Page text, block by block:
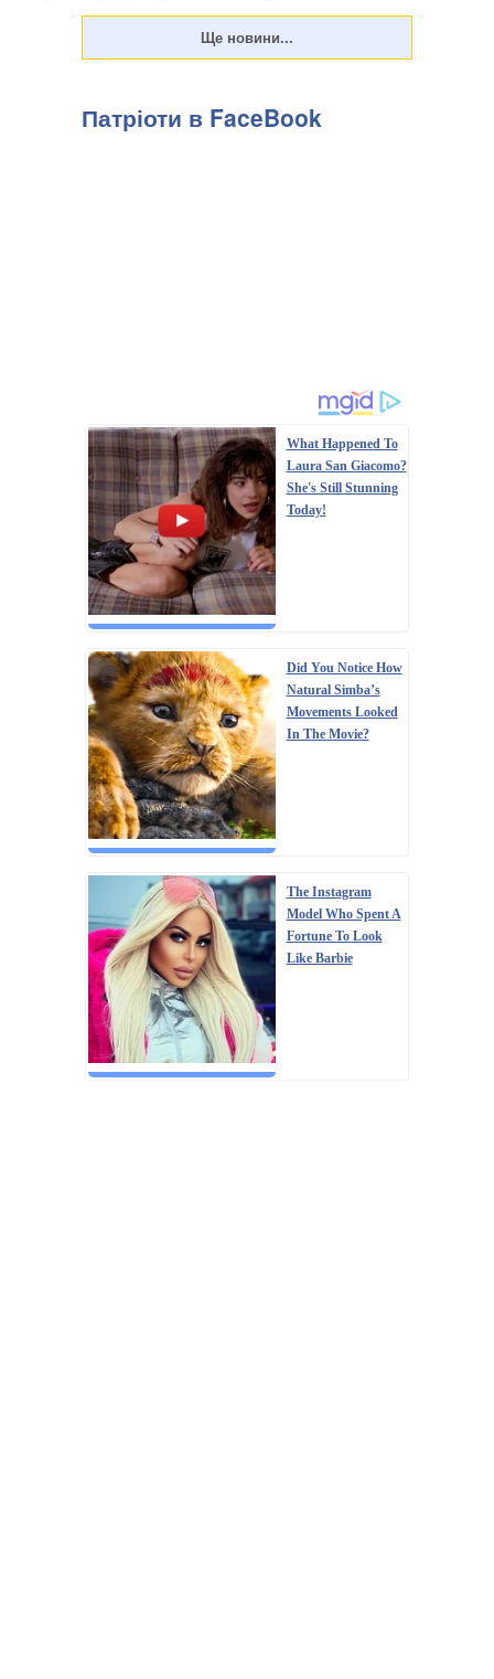
Патріоти в FaceBook
What Happened To
Laura San Giacomo?
She's Still Stunning
Today!
Did You Notice How
Natural Simba’s
Movements Looked
In The Movie?
The Instagram
Model Who Spent A
Fortune To Look
Like Barbie